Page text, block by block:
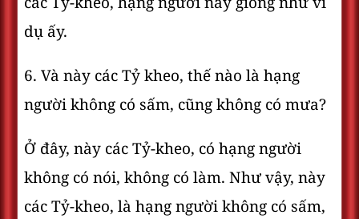
dụ ấy.
6. Và này các Tỷ kheo, thế nào là hạng
người không có sấm, cũng không có mưa?
Ở đây, này các Tỷ-kheo, có hạng người
không có nói, không có làm. Như vậy, này
các Tỷ-kheo, là hạng người không có sấm,